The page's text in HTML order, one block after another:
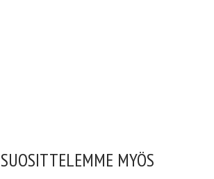
SUOSITTELEMME MYÖS